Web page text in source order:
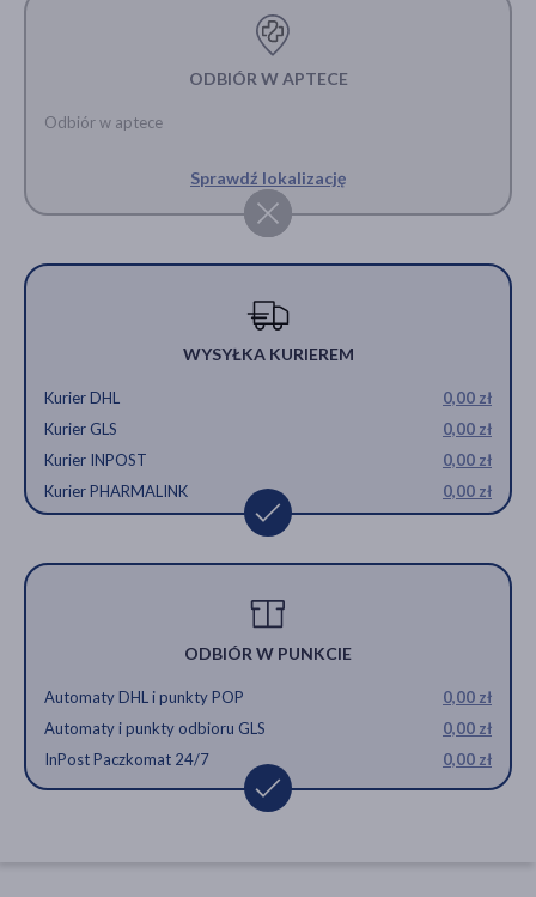
ODBIÓR W APTECE
Odbiór w aptece
Sprawdź lokalizację
WYSYŁKA KURIEREM
Kurier DHL
0,00 zł
Kurier GLS
0,00 zł
Kurier INPOST
0,00 zł
Kurier PHARMALINK
0,00 zł
ODBIÓR W PUNKCIE
Automaty DHL i punkty POP
0,00 zł
Automaty i punkty odbioru GLS
0,00 zł
InPost Paczkomat 24/7
0,00 zł